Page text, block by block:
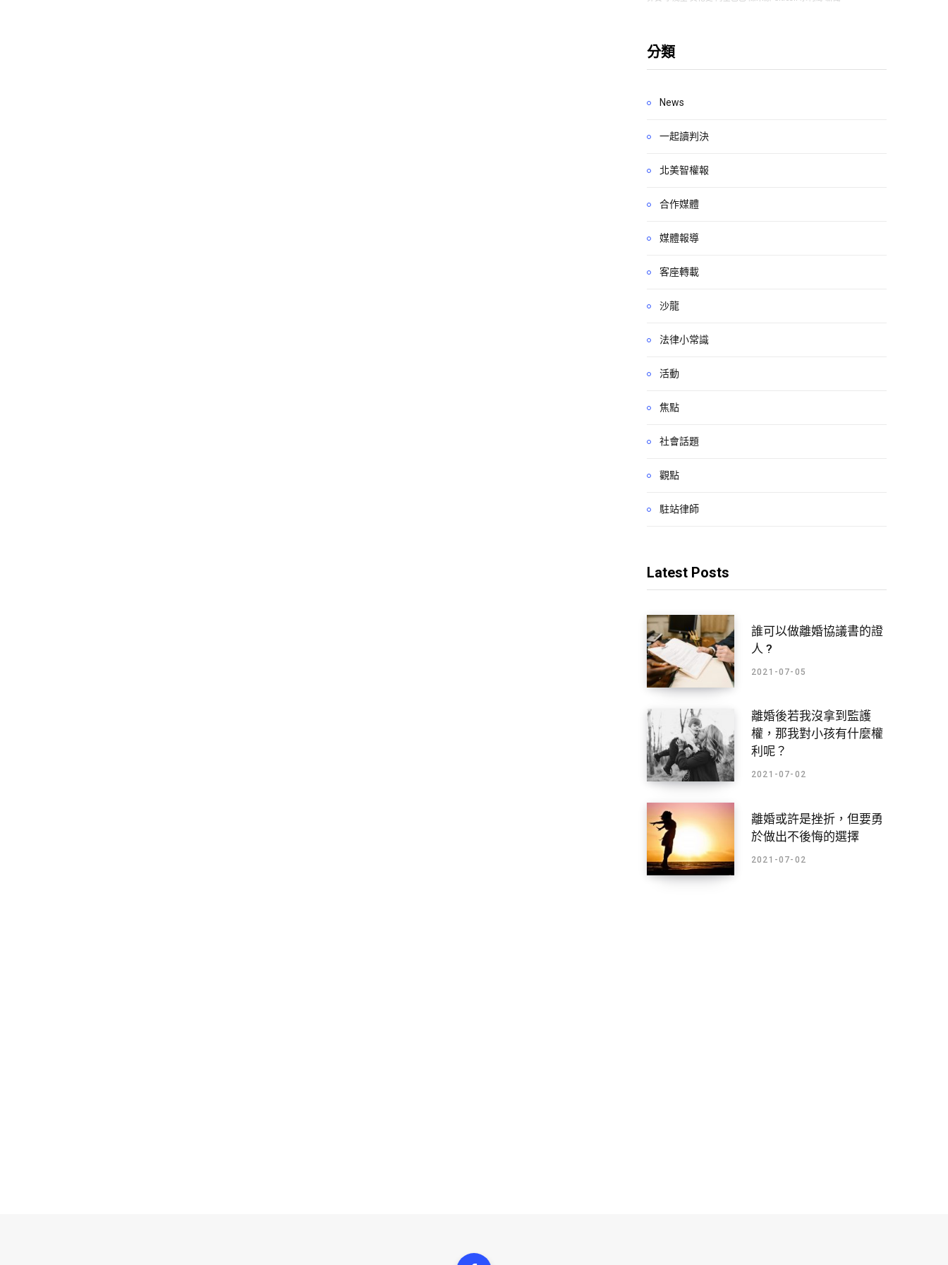
分類
News
一起讀判決
北美智權報
合作媒體
媒體報導
客座轉載
沙龍
法律小常識
活動
焦點
社會話題
觀點
駐站律師
Latest Posts
誰可以做離婚協議書的證
人 ?
2021-07-05
離婚後若我沒拿到監護
權，那我對小孩有什麼權
利呢？
2021-07-02
離婚或許是挫折，但要勇
於做出不後悔的選擇
2021-07-02